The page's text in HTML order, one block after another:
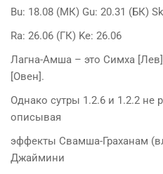
Bu: 18.08 (МК) Gu: 20.31 (БК)
Ra: 26.06 (ГК) Ke: 26.06
Лагна-Амша – это Симха
[Овен].
Однако сутры 1.2.6 и 1.2.2 не
описывая
эффекты Свамша-Граханам
Джаймини